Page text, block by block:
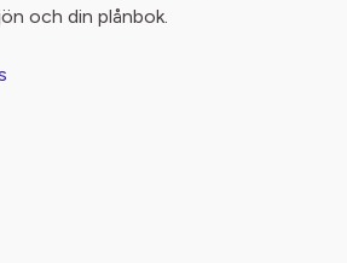
och din plånbok.